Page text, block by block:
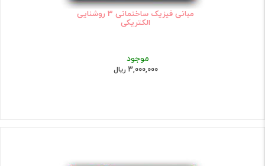
مبانی فیزیک ساختمانی 3 روشنایی
الکتریکی
موجود
3,000,000 ریال